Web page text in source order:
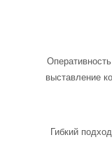
выставление
Гибкий